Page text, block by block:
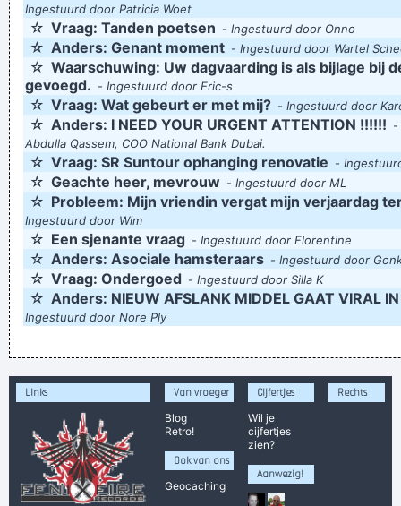
Ingestuurd door Patricia Woet
☆ Vraag: Tanden poetsen - Ingestuurd door Onno
☆ Anders: Genant moment - Ingestuurd door Wartel
☆ Waarschuwing: Uw dagvaarding is als bijlage bij
gevoegd. - Ingestuurd door Eric-s
☆ Vraag: Wat gebeurt er met mij? - Ingestuurd door
☆ Anders: I NEED YOUR URGENT ATTENTION !!!!!! -
Abdulla Qassem, COO National Bank Dubai.
☆ Vraag: SR Suntour ophanging renovatie -
☆ Geachte heer, mevrouw - Ingestuurd door ML
☆ Probleem: Mijn vriendin vergat mijn verjaardag
Ingestuurd door Wim
☆ Een sjenante vraag - Ingestuurd door Florentine
☆ Anders: Asociale hamsteraars - Ingestuurd door
☆ Vraag: Ondergoed - Ingestuurd door Silla K
☆ Anders: NIEUW AFSLANK MIDDEL GAAT VIRAL
Ingestuurd door Nore Ply
Links
Van vroeger
Blog
Retro!
Ook van ons
Geocaching
Cijfertjes
Wil je
cijfertjes
zien?
Aanwezig!
Rechts